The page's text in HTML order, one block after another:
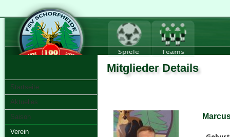
Mitglieder Details
Startseite
Aktuelles
Saison
Verein